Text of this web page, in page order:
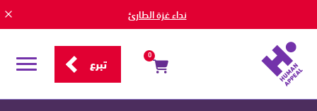
نداء غزة الطارئ
0 تبرع
قائمة